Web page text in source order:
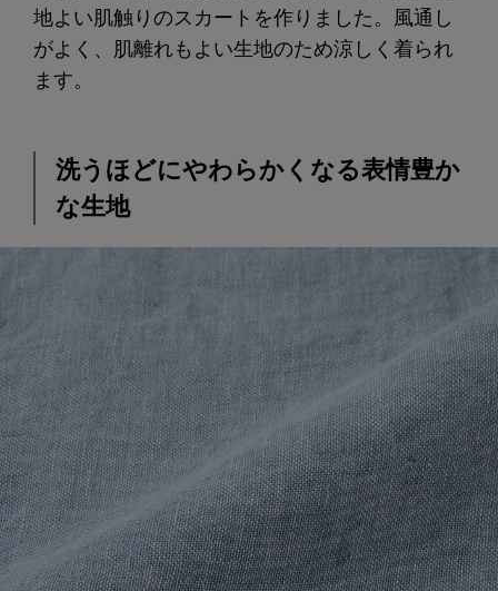
地よい肌触りのスカートを作りました。風通し
がよく、肌離れもよい生地のため涼しく着られ
ます。
洗うほどにやわらかくなる表情豊か
な生地